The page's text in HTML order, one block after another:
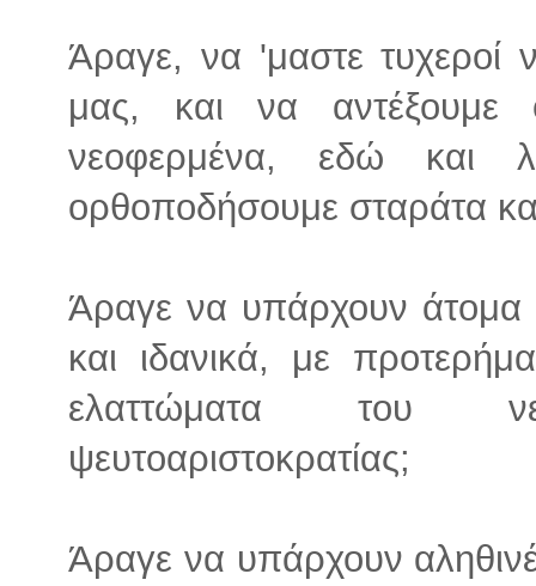
Άραγε, να 'μαστε τυχεροί
μας, και να αντέξουμε
νεοφερμένα, εδώ και
ορθοποδήσουμε σταράτα
Άραγε να υπάρχουν άτομα
και ιδανικά, με
ελαττώματα του
ψευτοαριστοκρατίας;
Άραγε να υπάρχουν